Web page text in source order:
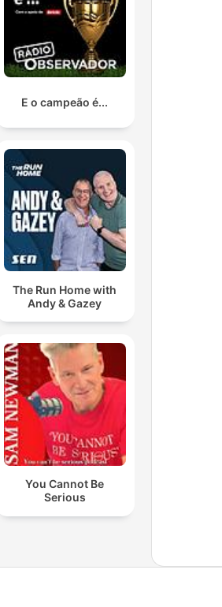
E o campeão é...
The Run Home with
Andy & Gazey
You Cannot Be
Serious